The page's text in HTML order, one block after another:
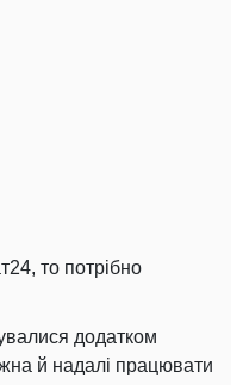
то потрібно
додатком
й надалі працювати